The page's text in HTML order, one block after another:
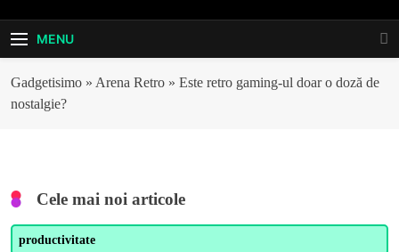
MENU
Gadgetisimo » Arena Retro » Este retro gaming-ul doar o doză de
nostalgie?
Cele mai noi articole
productivitate